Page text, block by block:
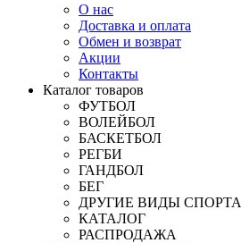
О нас
Доставка и оплата
Обмен и возврат
Акции
Контакты
Каталог товаров
ФУТБОЛ
ВОЛЕЙБОЛ
БАСКЕТБОЛ
РЕГБИ
ГАНДБОЛ
БЕГ
ДРУГИЕ ВИДЫ СПОРТА
КАТАЛОГ
РАСПРОДАЖА